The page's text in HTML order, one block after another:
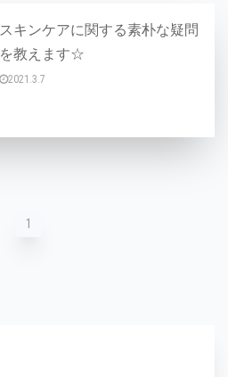
スキンケアに関する素朴な疑問
を教えます☆
2021.3.7
1